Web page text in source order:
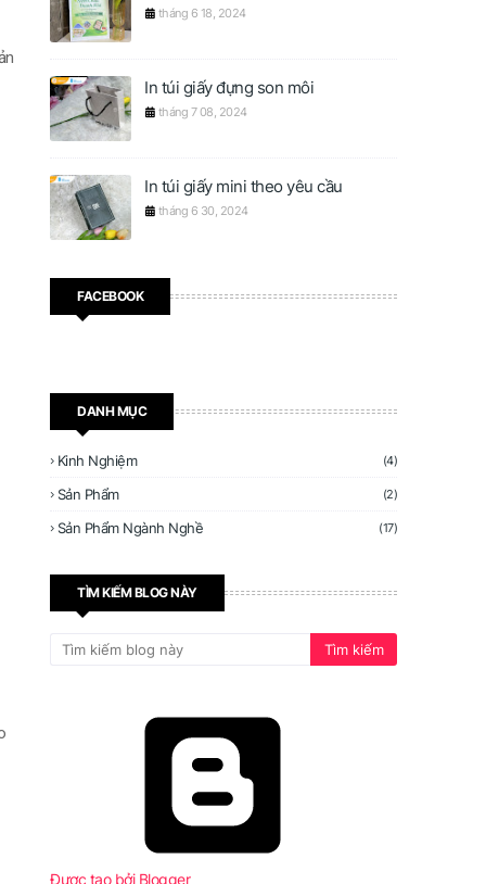
tháng 6 18, 2024
In túi giấy đựng son môi
tháng 7 08, 2024
In túi giấy mini theo yêu cầu
tháng 6 30, 2024
FACEBOOK
DANH MỤC
Kinh Nghiệm (4)
Sản Phẩm (2)
Sản Phẩm Ngành Nghề (17)
TÌM KIẾM BLOG NÀY
Được tạo bởi Blogger